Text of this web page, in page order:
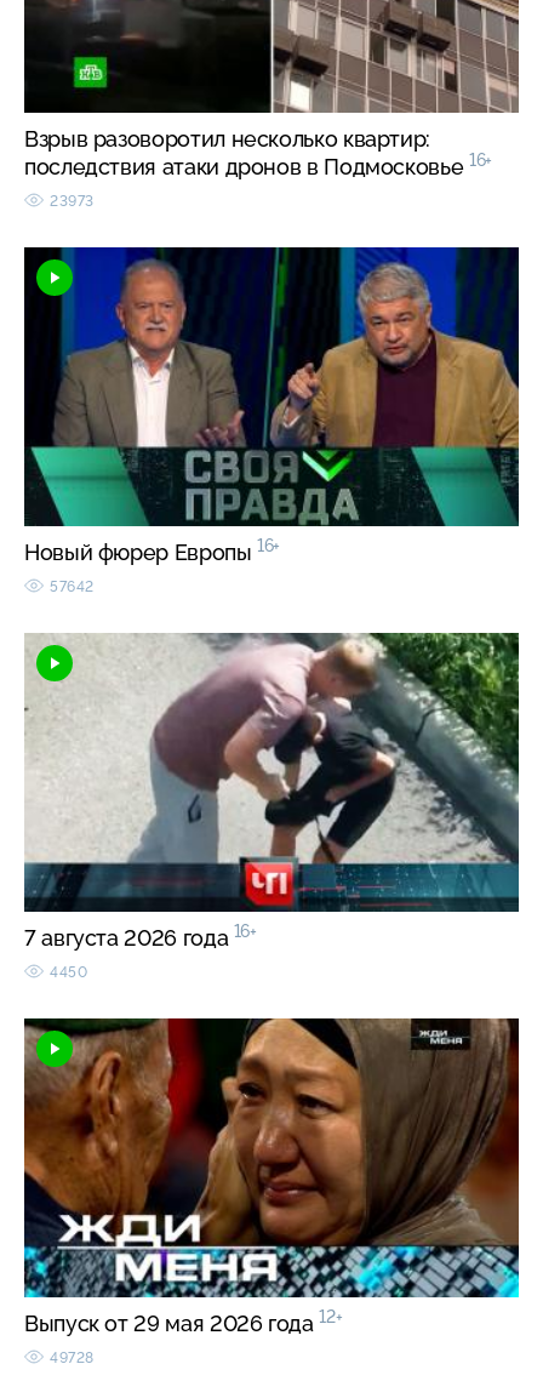
Взрыв разоворотил несколько квартир:
последствия атаки дронов в Подмосковье 16+
23973
Новый фюрер Европы 16+
57642
7 августа 2026 года 16+
4450
Выпуск от 29 мая 2026 года 12+
49728